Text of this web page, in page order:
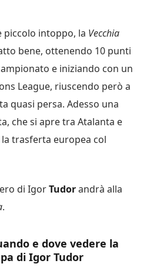
piccolo intoppo, la Vecchia
bene, ottenendo 10 punti
e iniziando con un
League, riuscendo però a
quasi persa. Adesso una
che si apre tra Atalanta e
trasferta europea col
di IgorTudorandrà alla
.
e dove vedere la
di Igor Tudor